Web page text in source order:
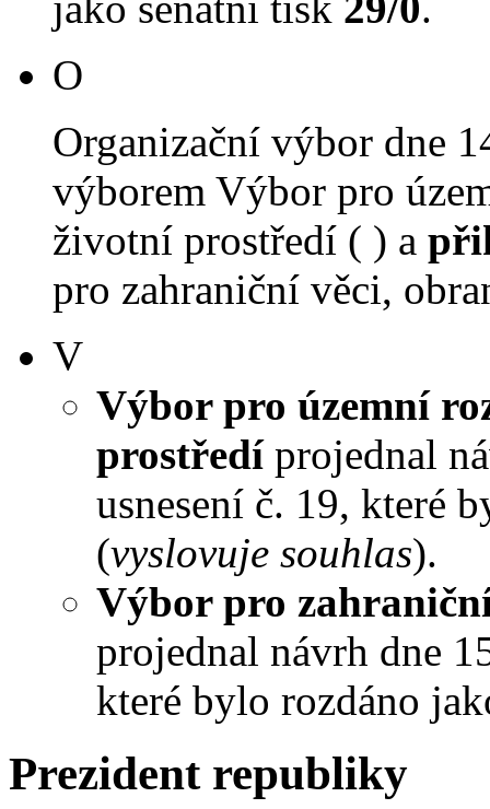
O
Organizační výbor dne
výborem Výbor pro
životní prostředí ( ) a
pro zahraniční věci,
V
Výbor pro územní
prostředíprojednal
usnesení č. 19, které
(vyslovuje souhlas).
Výbor pro
projednal návrh dne
které bylo rozdáno
Prezident republiky